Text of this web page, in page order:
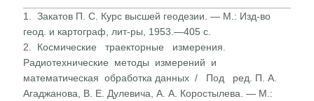
1. Закатов П. С. Курс высшей геодезии. — М.: Изд-во
геод. и картограф, лит-ры, 1953.—405 с.
2. Космические траекторные измерения.
Радиотехнические методы измерений и
математическая обработка данных / Под ред. П. А.
Агаджанова, В. Е. Дулевича, А. А. Коростылева. — М.: